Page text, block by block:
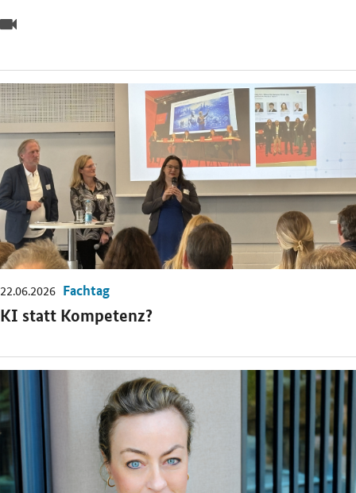
Video
22.06.2026 Fachtag
KI statt Kompetenz?
Öffnet Einzelsicht
Öffnet Einzelsicht